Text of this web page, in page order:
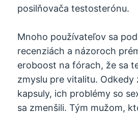
posilňovača testosterónu.
Mnoho používateľov sa
recenziách a názoroch
eroboost na fórach, že sa
zmyslu pre vitalitu. Odkedy
kapsuly, ich problémy so
sa zmenšili. Tým mužom,